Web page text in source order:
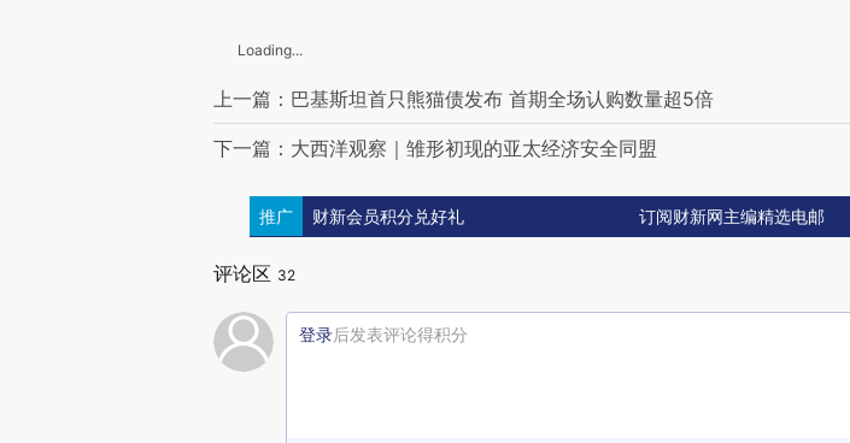
Loading...
上一篇：巴基斯坦首只熊猫债发布 首期全场认购数量超5倍
下一篇：大西洋观察｜雏形初现的亚太经济安全同盟
推广 财新会员积分兑好礼 订阅财新网主编精选电邮
评论区 32
登录后发表评论得积分